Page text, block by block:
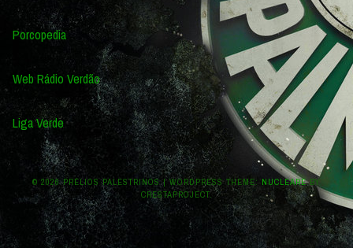
Porcopedia
Web Rádio Verdão
Liga Verde
© 2026 PRÉLIOS PALESTRINOS|WORDPRESS THEME: NUCLEAREBY
CRESTAPROJECT.